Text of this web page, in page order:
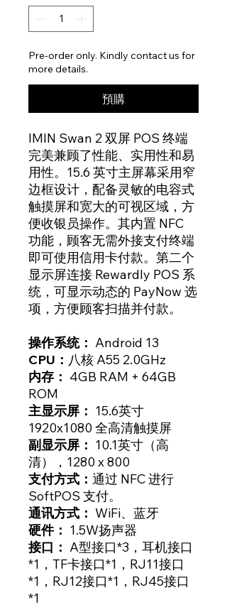
Pre-order only. Kindly contact us for
more details.
預購
IMIN Swan 2 双屏 POS 终端
完美兼顾了性能、实用性和易
用性。15.6 英寸主屏幕采用窄
边框设计，配备灵敏的电容式
触摸屏和宽大的可视区域，方
便收银员操作。其内置 NFC
功能，顾客无需外接支付终端
即可使用信用卡付款。第二个
显示屏连接 Rewardly POS 系
统，可显示动态的 PayNow 选
项，方便顾客扫描并付款。
操作系统： Android 13
CPU： 八核 A55 2.0GHz
内存： 4GB RAM + 64GB
ROM
主显示屏： 15.6英寸
1920x1080 全高清触摸屏
副显示屏： 10.1英寸（高
清），1280 x 800
支付方式： 通过 NFC 进行
SoftPOS 支付。
通讯方式： WiFi、蓝牙
硬件： 1.5W扬声器
接口： A型接口*3，耳机接口
*1，TF卡接口*1，RJ11接口
*1，RJ12接口*1，RJ45接口
*1